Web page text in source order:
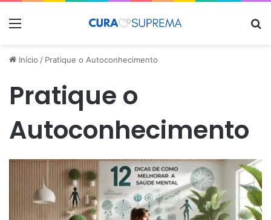
Menu
Início / Pratique o Autoconhecimento
Pratique o
Autoconhecimento